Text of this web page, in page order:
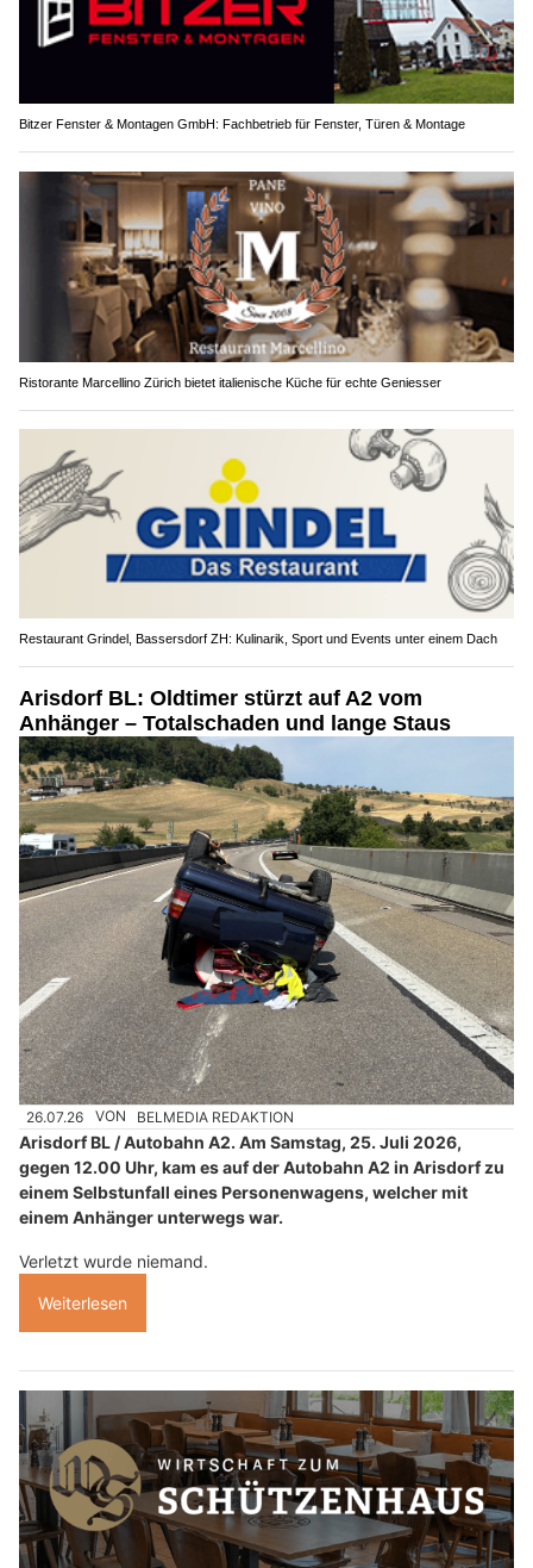
Bitzer Fenster & Montagen GmbH: Fachbetrieb für Fenster, Türen & Montage
Ristorante Marcellino Zürich bietet italienische Küche für echte Geniesser
Restaurant Grindel, Bassersdorf ZH: Kulinarik, Sport und Events unter einem Dach
Arisdorf BL: Oldtimer stürzt auf A2 vom
Anhänger – Totalschaden und lange Staus
26.07.26 VON BELMEDIA REDAKTION
Arisdorf BL / Autobahn A2. Am Samstag, 25. Juli 2026,
gegen 12.00 Uhr, kam es auf der Autobahn A2 in Arisdorf zu
einem Selbstunfall eines Personenwagens, welcher mit
einem Anhänger unterwegs war.
Verletzt wurde niemand.
Weiterlesen